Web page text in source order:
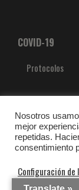
COVID-19
Protocolos
Nosotros
mejor
repetidas.
consentimiento
Configuración de